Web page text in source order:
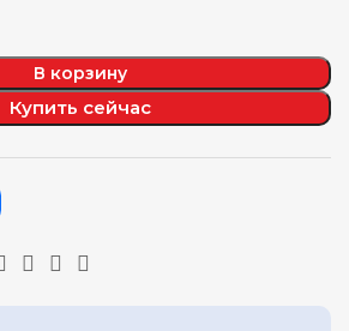
В корзину
Купить сейчас